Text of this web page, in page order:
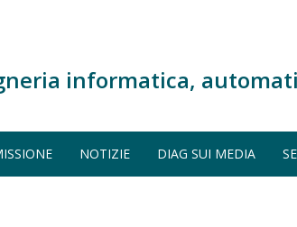
informatica,
NOTIZIE DIAG SUI MEDIA